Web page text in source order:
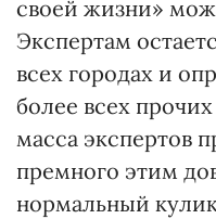
своей жизни»
Экспертам
всех городах и
более всех
масса экспертов
премного этим
нормальный